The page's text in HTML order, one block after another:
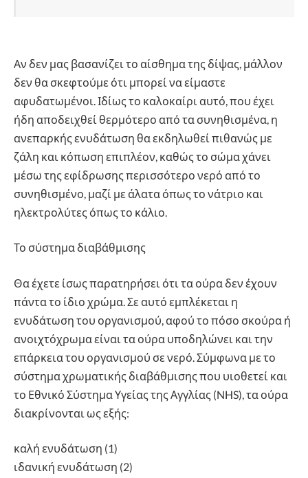
Αν δεν μας βασανίζει το αίσθημα της δίψας, μάλλον
δεν θα σκεφτούμε ότι μπορεί να είμαστε
αφυδατωμένοι. Ιδίως το καλοκαίρι αυτό, που έχει
ήδη αποδειχθεί θερμότερο από τα συνηθισμένα, η
ανεπαρκής ενυδάτωση θα εκδηλωθεί πιθανώς με
ζάλη και κόπωση επιπλέον, καθώς το σώμα χάνει
μέσω της εφίδρωσης περισσότερο νερό από το
συνηθισμένο, μαζί με άλατα όπως το νάτριο και
ηλεκτρολύτες όπως το κάλιο.
Το σύστημα διαβάθμισης
Θα έχετε ίσως παρατηρήσει ότι τα ούρα δεν έχουν
πάντα το ίδιο χρώμα. Σε αυτό εμπλέκεται η
ενυδάτωση του οργανισμού, αφού το πόσο σκούρα ή
ανοιχτόχρωμα είναι τα ούρα υποδηλώνει και την
επάρκεια του οργανισμού σε νερό. Σύμφωνα με το
σύστημα χρωματικής διαβάθμισης που υιοθετεί και
το Εθνικό Σύστημα Υγείας της Αγγλίας (NHS), τα ούρα
διακρίνονται ως εξής:
καλή ενυδάτωση (1)
ιδανική ενυδάτωση (2)